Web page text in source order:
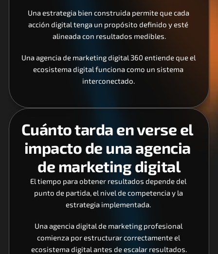
Una estrategia bien construida permite que cada
acción digital tenga un propósito definido y esté
alineada con resultados medibles.
Una agencia de marketing digital 360 entiende que el
ecosistema digital funciona como un sistema
interconectado.
Cuánto tarda en verse el
impacto de una agencia
de marketing digital
El tiempo para obtener resultados depende del
punto de partida, el nivel de competencia y la
estrategia implementada.
Una agencia digital de marketing profesional
comienza por estructurar correctamente el
ecosistema digital antes de escalar resultados.